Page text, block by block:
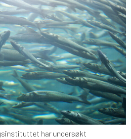
har undersøkt